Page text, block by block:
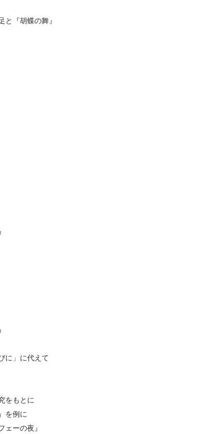
『胡蝶の舞』
」に代えて
をもとに
を例に
ーの夜』